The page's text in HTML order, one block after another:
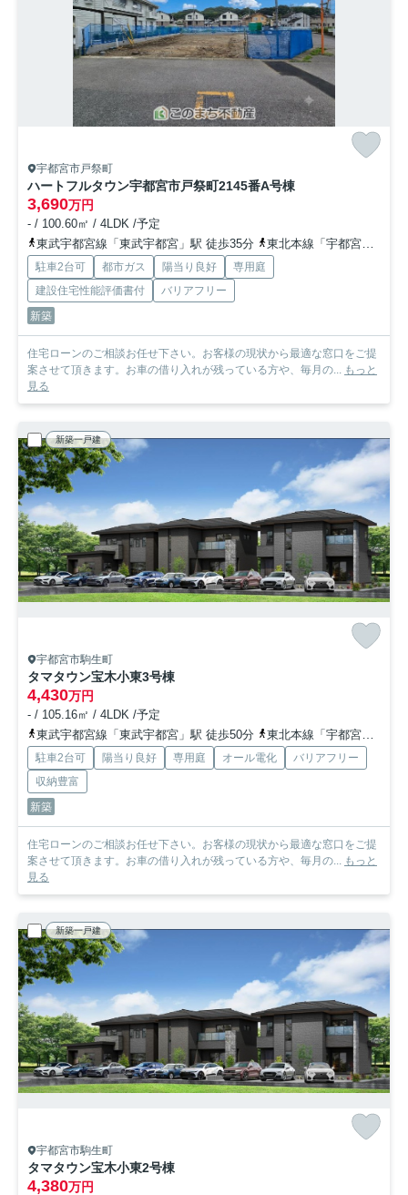
宇都宮市戸祭町
ハートフルタウン宇都宮市戸祭町2145番A号棟
3,690万円
- / 100.60㎡ / 4LDK /予定
東武宇都宮線「東武宇都宮」駅 徒歩35分
東北本線「宇都宮」駅 徒歩50分
駐車2台可 都市ガス 陽当り良好
専用庭
建設住宅性能評価書付
バリアフリー
新築
住宅ローンのご相談お任せ下さい。お客様の現状から最適な窓口をご提
案させて頂きます。お車の借り入れが残っている方や、毎月の... もっと
見る
新築一戸建
宇都宮市駒生町
タマタウン宝木小東3号棟
4,430万円
- / 105.16㎡ / 4LDK /予定
東武宇都宮線「東武宇都宮」駅 徒歩50分
東北本線「宇都宮」駅 徒歩68分
駐車2台可 陽当り良好 専用庭 オール電化
バリアフリー
収納豊富
新築
住宅ローンのご相談お任せ下さい。お客様の現状から最適な窓口をご提
案させて頂きます。お車の借り入れが残っている方や、毎月の... もっと
見る
新築一戸建
宇都宮市駒生町
タマタウン宝木小東2号棟
4,380万円